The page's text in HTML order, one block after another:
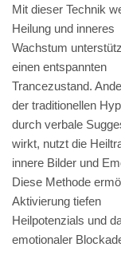
Mit dieser Technik
Heilung und inneres
Wachstum
einen entspannten
Trancezustand.
der traditionellen
durch verbale
wirkt, nutzt die
innere Bilder und
Diese Methode
Aktivierung tiefen
Heilpotenzials und
emotionaler